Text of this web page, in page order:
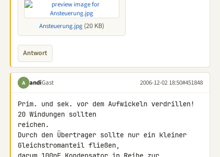
Ansteuerung.jpg (20 KB)
Antwort
A andiGast 2006-12-02 18:50#451848
Prim. und sek. vor dem Aufwickeln verdrillen!
20 Windungen sollten
reichen.
Durch den Übertrager sollte nur ein kleiner
Gleichstromanteil fließen,